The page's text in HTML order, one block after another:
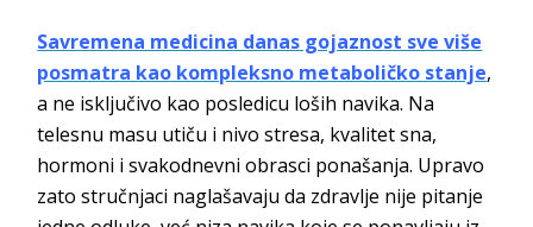
Savremena medicina danas gojaznost sve više
posmatra kao kompleksno metaboličko stanje,
a ne isključivo kao posledicu loših navika. Na
telesnu masu utiču i nivo stresa, kvalitet sna,
hormoni i svakodnevni obrasci ponašanja. Upravo
zato stručnjaci naglašavaju da zdravlje nije pitanje